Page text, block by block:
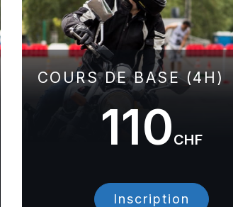
COURS DE BASE (4H)
110CHF
Inscription